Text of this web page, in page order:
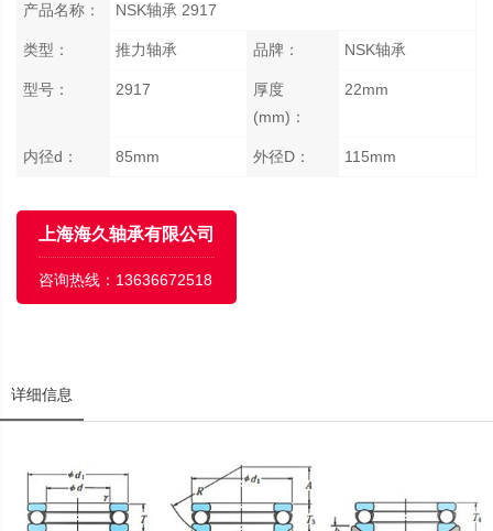
产品名称： NSK轴承 2917
类型： 推力轴承 品牌： NSK轴承
型号： 2917
厚度
(mm)：
22mm
内径d： 85mm 外径D： 115mm
上海海久轴承有限公司
咨询热线： 13636672518
详细信息